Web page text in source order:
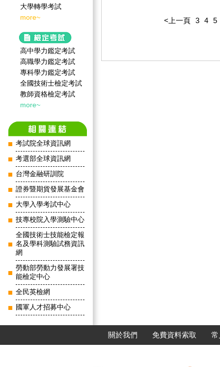
大學轉學考試
more~
高中學力鑑定考試
高職學力鑑定考試
專科學力鑑定考試
全國技術士檢定考試
教師資格檢定考試
more~
考試院全球資訊網
考選部全球資訊網
台灣金融研訓院
證券暨期貨發展基金會
大學入學考試中心
技專校院入學測驗中心
全國技術士技能檢定報
名及學科測驗試務資訊
網
勞動部勞動力發展署技
能檢定中心
全民英檢網
國軍人才招募中心
<上一頁 3 4 5
關於我們 免費資料索取 常